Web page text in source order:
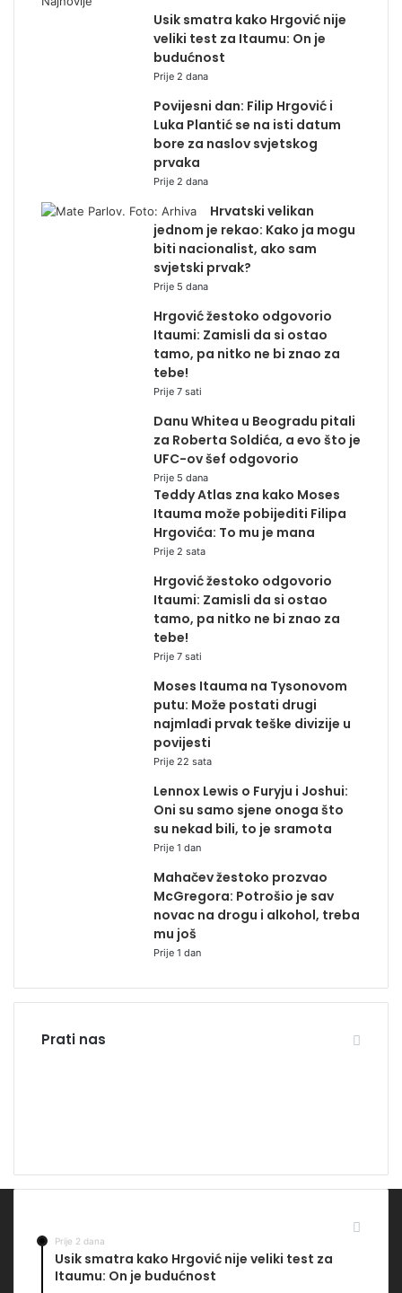
Usik smatra kako Hrgović nije
veliki test za Itaumu: On je
budućnost
Prije 2 dana
Povijesni dan: Filip Hrgović i
Luka Plantić se na isti datum
bore za naslov svjetskog
prvaka
Prije 2 dana
Hrvatski velikan
jednom je rekao: Kako ja mogu
biti nacionalist, ako sam
svjetski prvak?
Prije 5 dana
Hrgović žestoko odgovorio
Itaumi: Zamisli da si ostao
tamo, pa nitko ne bi znao za
tebe!
Prije 7 sati
Danu Whitea u Beogradu pitali
za Roberta Soldića, a evo što je
UFC-ov šef odgovorio
Prije 5 dana
Teddy Atlas zna kako Moses
Itauma može pobijediti Filipa
Hrgovića: To mu je mana
Prije 2 sata
Hrgović žestoko odgovorio
Itaumi: Zamisli da si ostao
tamo, pa nitko ne bi znao za
tebe!
Prije 7 sati
Moses Itauma na Tysonovom
putu: Može postati drugi
najmlađi prvak teške divizije u
povijesti
Prije 22 sata
Lennox Lewis o Furyju i Joshui:
Oni su samo sjene onoga što
su nekad bili, to je sramota
Prije 1 dan
Mahačev žestoko prozvao
McGregora: Potrošio je sav
novac na drogu i alkohol, treba
mu još
Prije 1 dan
Prati nas
Prije 2 dana
Usik smatra kako Hrgović nije veliki test za
Itaumu: On je budućnost